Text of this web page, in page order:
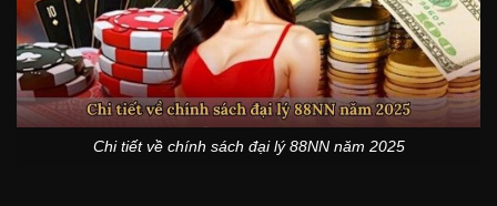
Chi tiết về chính sách đại lý 88NN năm 2025